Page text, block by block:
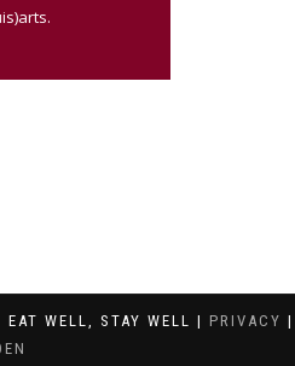
WELL, STAY WELL | PRIVACY |